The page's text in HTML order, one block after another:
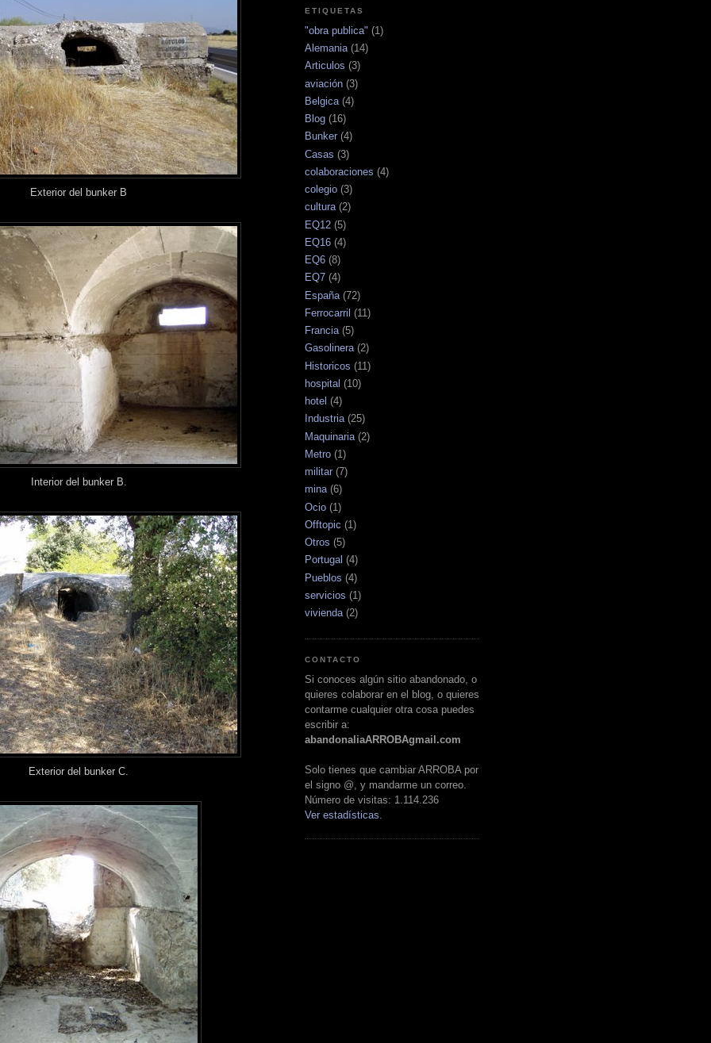
Exterior del bunker B
Interior del bunker B.
Exterior del bunker C.
ETIQUETAS
"obra publica" (1)
Alemania (14)
Articulos (3)
aviación (3)
Belgica (4)
Blog (16)
Bunker (4)
Casas (3)
colaboraciones (4)
colegio (3)
cultura (2)
EQ12 (5)
EQ16 (4)
EQ6 (8)
EQ7 (4)
España (72)
Ferrocarril (11)
Francia (5)
Gasolinera (2)
Historicos (11)
hospital (10)
hotel (4)
Industria (25)
Maquinaria (2)
Metro (1)
militar (7)
mina (6)
Ocio (1)
Offtopic (1)
Otros (5)
Portugal (4)
Pueblos (4)
servicios (1)
vivienda (2)
CONTACTO
Si conoces algún sitio abandonado, o
quieres colaborar en el blog, o quieres
contarme cualquier otra cosa puedes
escribir a:
abandonaliaARROBAgmail.com
Solo tienes que cambiar ARROBA por
el signo @, y mandarme un correo.
Número de visitas: 1.114.236
Ver estadísticas.